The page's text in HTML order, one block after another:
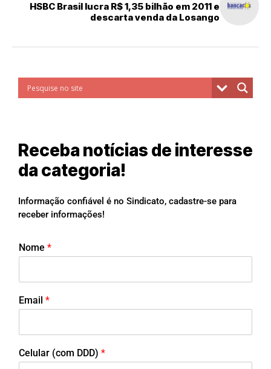
HSBC Brasil lucra R$ 1,35 bilhão em 2011 e
descarta venda da Losango
Receba notícias de interesse
da categoria!
Informação confiável é no Sindicato, cadastre-se para
receber informações!
Nome *
Email *
Celular (com DDD) *